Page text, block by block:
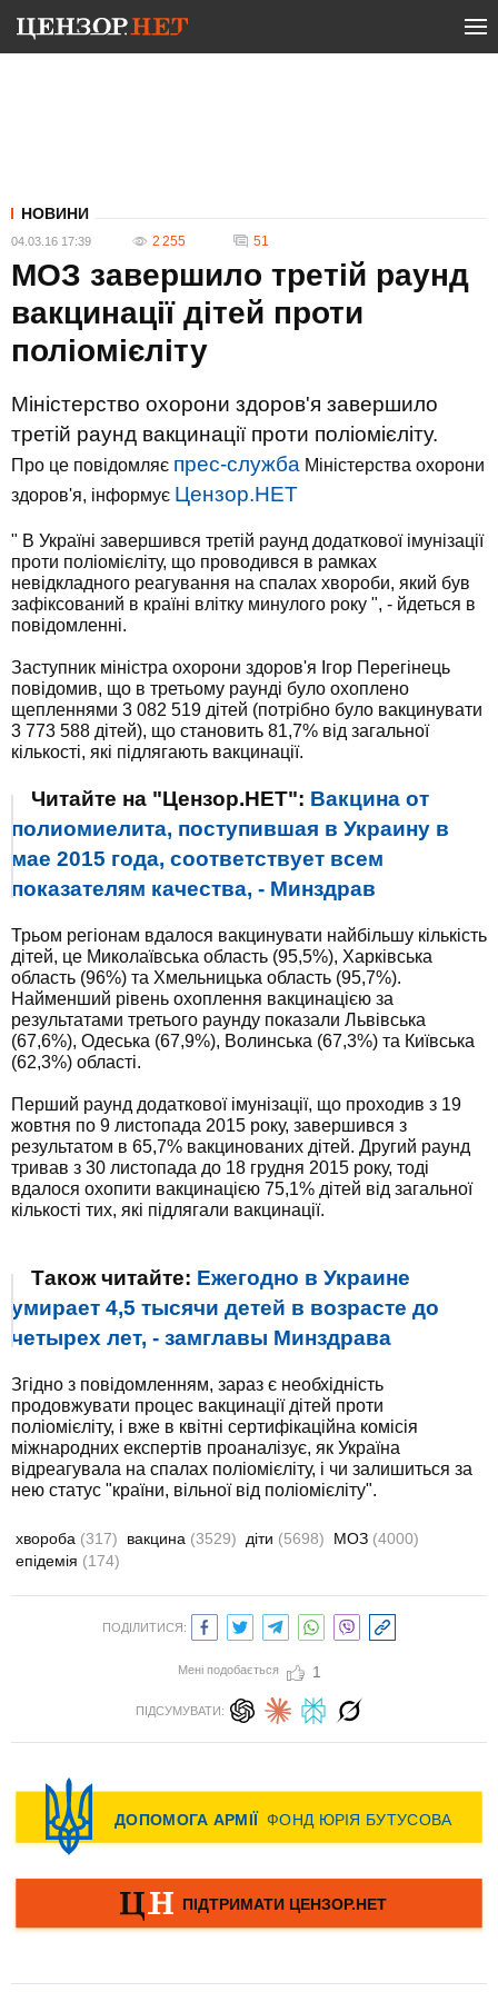
НОВИНИ
04.03.16 17:39 2 255 51
МОЗ завершило третій раунд
вакцинації дітей проти
поліомієліту
Міністерство охорони здоров'я завершило
третій раунд вакцинації проти поліомієліту.
Про це повідомляє прес-служба Міністерства охорони
здоров'я, інформує Цензор.НЕТ
" В Україні завершився третій раунд додаткової імунізації
проти поліомієліту, що проводився в рамках
невідкладного реагування на спалах хвороби, який був
зафіксований в країні влітку минулого року ", - йдеться в
повідомленні.
Заступник міністра охорони здоров'я Ігор Перегінець
повідомив, що в третьому раунді було охоплено
щепленнями 3 082 519 дітей (потрібно було вакцинувати
3 773 588 дітей), що становить 81,7% від загальної
кількості, які підлягають вакцинації.
Читайте на "Цензор.НЕТ": Вакцина от
полиомиелита, поступившая в Украину в
мае 2015 года, соответствует всем
показателям качества, - Минздрав
Трьом регіонам вдалося вакцинувати найбільшу кількість
дітей, це Миколаївська область (95,5%), Харківська
область (96%) та Хмельницька область (95,7%).
Найменший рівень охоплення вакцинацією за
результатами третього раунду показали Львівська
(67,6%), Одеська (67,9%), Волинська (67,3%) та Київська
(62,3%) області.
Перший раунд додаткової імунізації, що проходив з 19
жовтня по 9 листопада 2015 року, завершився з
результатом в 65,7% вакцинованих дітей. Другий раунд
тривав з 30 листопада до 18 грудня 2015 року, тоді
вдалося охопити вакцинацією 75,1% дітей від загальної
кількості тих, які підлягали вакцинації.
Також читайте: Ежегодно в Украине
умирает 4,5 тысячи детей в возрасте до
четырех лет, - замглавы Минздрава
Згідно з повідомленням, зараз є необхідність
продовжувати процес вакцинації дітей проти
поліомієліту, і вже в квітні сертифікаційна комісія
міжнародних експертів проаналізує, як Україна
відреагувала на спалах поліомієліту, і чи залишиться за
нею статус "країни, вільної від поліомієліту".
хвороба (317) вакцина (3529) діти (5698) МОЗ (4000)
епідемія (174)
ПОДІЛИТИСЯ:
Мені подобається 1
ПІДСУМУВАТИ: